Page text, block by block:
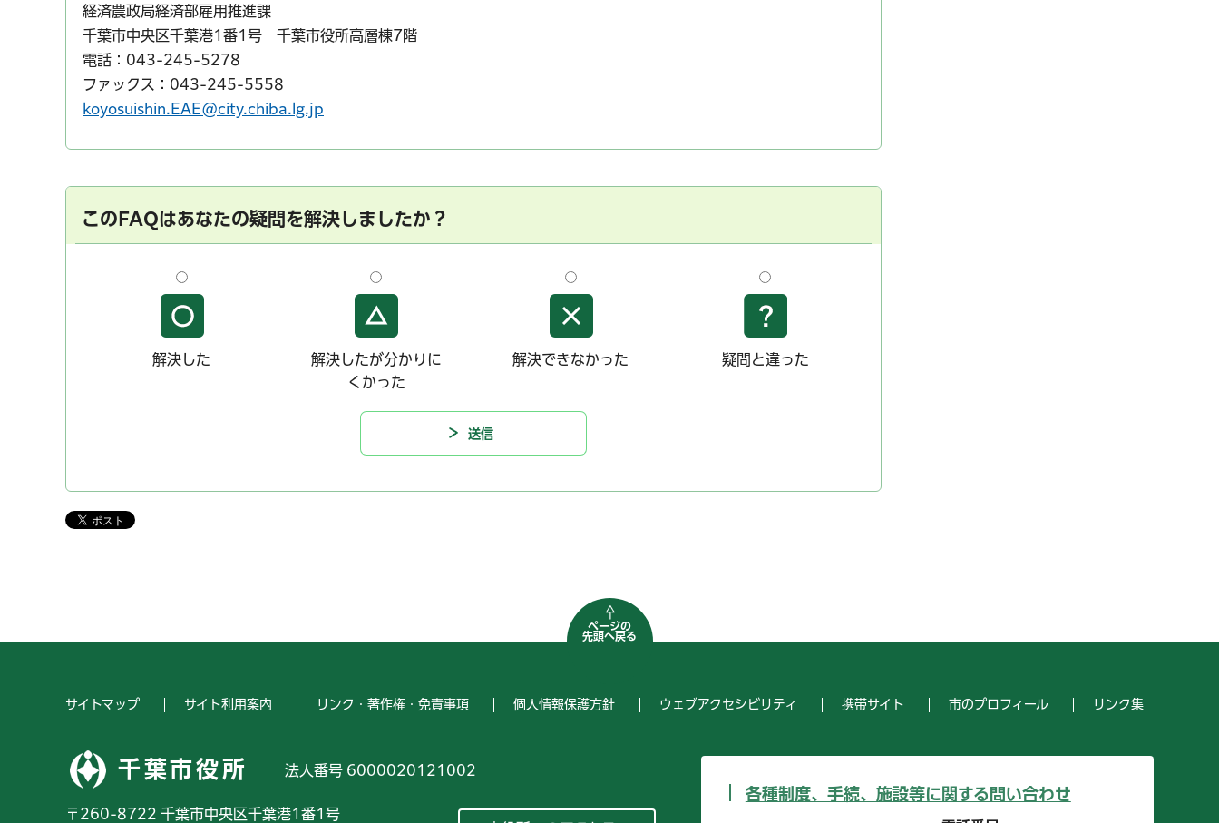
経済農政局経済部雇用推進課
千葉市中央区千葉港1番1号 千葉市役所高層棟7階
電話：043-245-5278
ファックス：043-245-5558
koyosuishin.EAE@city.chiba.lg.jp
このFAQはあなたの疑問を解決しましたか？
解決した
解決したが分かりに
くかった
解決できなかった 疑問と違った
ページの
先頭へ戻る
サイトマップ サイト利用案内 リンク・著作権・免責事項 個人情報保護方針 ウェブアクセシビリティ 携帯サイト 市のプロフィール リンク集
千葉市役所 法人番号 6000020121002
〒260-8722 千葉市中央区千葉港1番1号
各種制度、手続、施設等に関する問い合わせ